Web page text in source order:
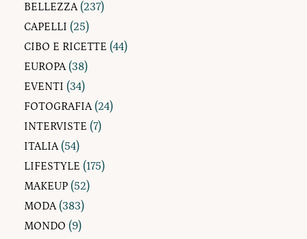
BELLEZZA(237)
CAPELLI (25)
CIBO E RICETTE (44)
EUROPA(38)
EVENTI (34)
FOTOGRAFIA(24)
INTERVISTE (7)
ITALIA(54)
LIFESTYLE (175)
MAKEUP (52)
MODA(383)
MONDO (9)